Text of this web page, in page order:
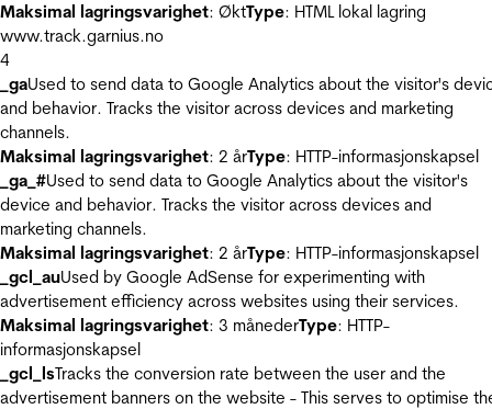
Maksimal lagringsvarighet: ØktType: HTML lokal lagring
www.track.garnius.no
4
_gaUsed to send data to Google Analytics about the visitor's
and behavior. Tracks the visitor across devices and marketing
channels.
Maksimal lagringsvarighet: 2 årType: HTTP-informasjonskapsel
_ga_#Used to send data to Google Analytics about the visitor's
device and behavior. Tracks the visitor across devices and
marketing channels.
Maksimal lagringsvarighet: 2 årType: HTTP-informasjonskapsel
_gcl_auUsed by Google AdSense for experimenting with
advertisement efficiency across websites using their services.
Maksimal lagringsvarighet: 3 månederType: HTTP-
informasjonskapsel
_gcl_lsTracks the conversion rate between the user and the
advertisement banners on the website - This serves to optimise